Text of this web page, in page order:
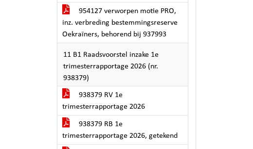
954127 verworpen motie PRO,
inz. verbreding bestemmingsreserve
Oekraïners, behorend bij 937993
11 B1 Raadsvoorstel inzake 1e
trimesterrapportage 2026 (nr.
938379)
938379 RV 1e
trimesterrapportage 2026
938379 RB 1e
trimesterrapportage 2026, getekend